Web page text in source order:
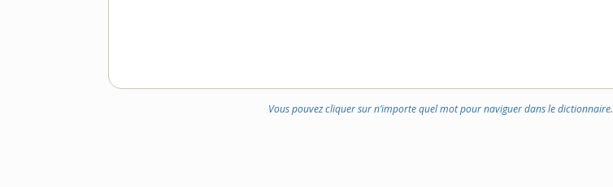
Vous pouvez cliquer sur n’importe quel mot pour naviguer dans le dictionnaire.